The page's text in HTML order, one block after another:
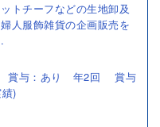
トチーフなどの生地卸及
人服飾雑貨の企画販売を
賞与：あり 年2回 賞与
)